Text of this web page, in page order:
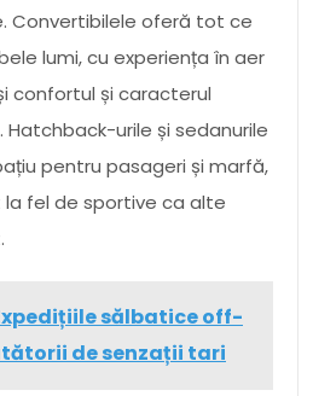
Convertibilele oferă tot ce
lumi, cu experiența în aer
confortul și caracterul
urile și sedanurile
pentru pasageri și marfă,
fel de sportive ca alte
sălbatice off-
de senzații tari